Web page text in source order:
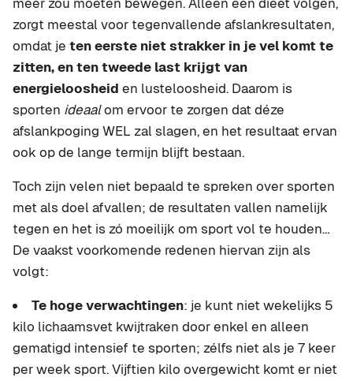
zorgt meestal voor tegenvallende afslankresultaten,
omdat je ten eerste niet strakker in je vel komt te
zitten, en ten tweede last krijgt van
energieloosheid en lusteloosheid. Daarom is
sporten ideaalom ervoor te zorgen dat déze
afslankpoging WEL zal slagen, en het resultaat ervan
ook op de lange termijn blijft bestaan.
Toch zijn velen niet bepaald te spreken over sporten
met als doel afvallen; de resultaten vallen namelijk
tegen en het is zó moeilijk om sport vol te houden…
De vaakst voorkomende redenen hiervan zijn als
volgt:
Te hoge verwachtingen: je kunt niet wekelijks 5
kilo lichaamsvet kwijtraken door enkel en alleen
gematigd intensief te sporten; zélfs niet als je 7 keer
per week sport. Vijftien kilo overgewicht komt er niet